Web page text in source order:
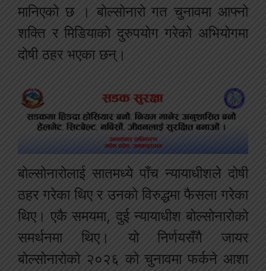
मानिएको छ । बोल्सोनारो गत चुनावमा आफ्नो
शक्ति र मिडियाको दुरुपयोग गरेको अभियोगमा
दोषी ठहर भएका छन्।
बोल्सोनारोलाई सातमध्ये पाँच न्यायाधीशले दोषी
ठहर गरेका थिए र उनको विरुद्धमा फैसला गरेका
थिए। एकै समयमा, दुई न्यायाधीश बोल्सोनारोको
समर्थनमा थिए। यो निर्णयसँगै जायर
बोल्सोनारोको २०२६ को चुनावमा फर्कने आशा